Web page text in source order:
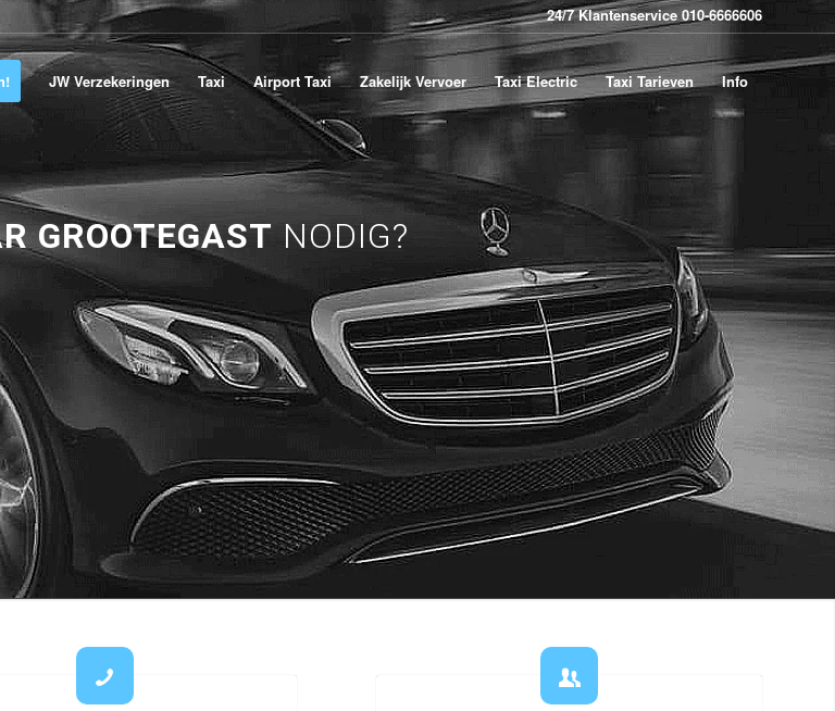
24/7 Klantenservice 010-6666606
JW Verzekeringen Taxi Airport Taxi Zakelijk Vervoer Taxi Electric Taxi Tarieven Info
GROOTEGASTNODIG?